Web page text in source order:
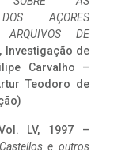
DOS AÇORES
ARQUIVOS DE
, Investigação de
Carvalho –
Teodoro de
LV, 1997 –
e outros